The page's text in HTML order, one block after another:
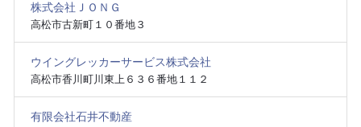
株式会社ＪＯＮＧ
高松市古新町１０番地３
ウイングレッカーサービス株式会社
高松市香川町川東上６３６番地１１２
有限会社石井不動産